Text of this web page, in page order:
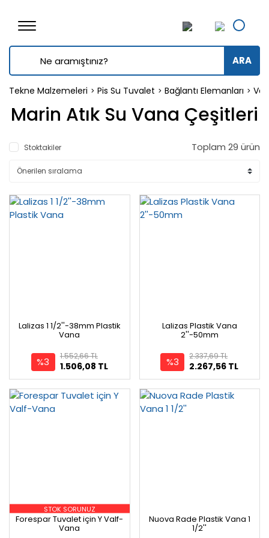
ARA
Tekne Malzemeleri Pis Su Tuvalet Bağlantı Elemanları
Marin Atık Su Vana Çeşitleri
Stoktakiler Toplam 29 ürün
Lalizas 1 1/2''-38mm Plastik
Vana
%3 1.506,08 TL
1.552,66 TL
Lalizas Plastik Vana
2''-50mm
%3 2.267,56 TL
2.337,69 TL
STOK SORUNUZ
Forespar Tuvalet için Y Valf-
Vana
Nuova Rade Plastik Vana 1
1/2''